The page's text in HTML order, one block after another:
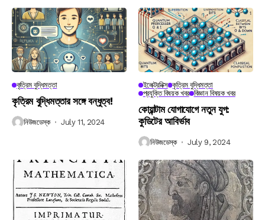
কৃত্রিম বুদ্ধিমত্তা
কৃত্রিম বুদ্ধিমত্তার সঙ্গে বন্ধুত্ব!
নিউজডেস্ক July 11, 2024
ইলেক্ট্রনিক্স কৃত্রিম বুদ্ধিমত্তা
প্রযুক্তি বিষয়ক খবর বিজ্ঞান বিষয়ক খবর
কোয়ান্টাম যোগাযোগে নতুন যুগ:
কুডিটের আবির্ভাব
নিউজডেস্ক July 9, 2024